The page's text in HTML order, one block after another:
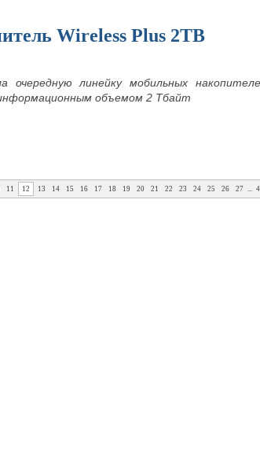
Wireless Plus 2ТB
очередную линейку мобильных
объемом 2 Тбайт
11 12 13 14 15 16 17 18 19 20 21 22 23 24 25 26 27